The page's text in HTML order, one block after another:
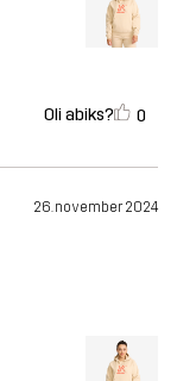
Oli abiks? 0
26. november 2024